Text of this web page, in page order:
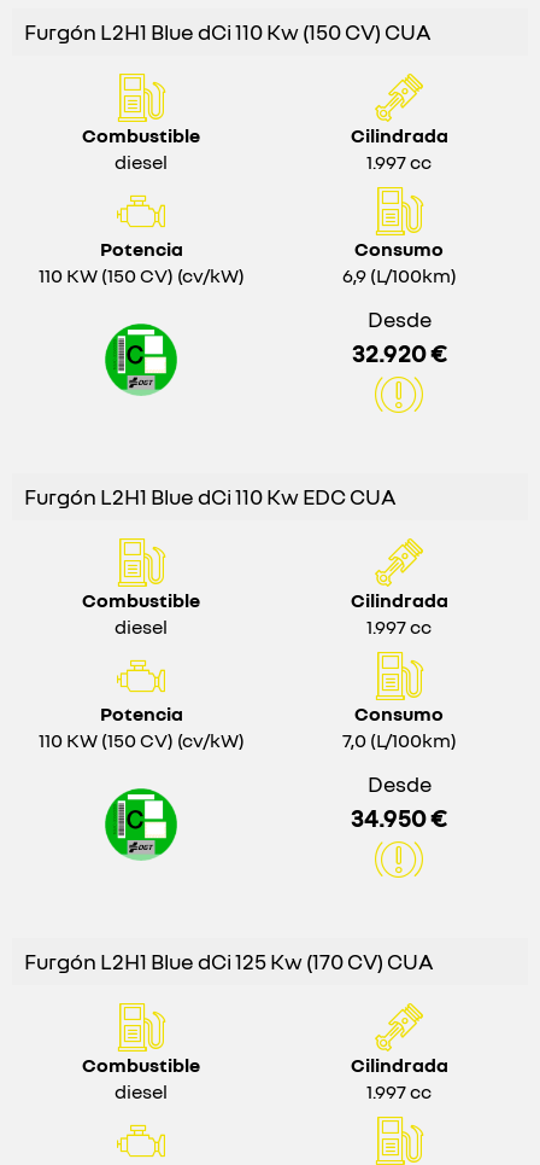
Furgón L2H1 Blue dCi 110 Kw (150 CV) CUA
Combustible
diesel
Cilindrada
1.997 cc
Potencia
110 KW (150 CV) (cv/kW)
Consumo
6,9 (L/100km)
Desde
32.920 €
Furgón L2H1 Blue dCi 110 Kw EDC CUA
Combustible
diesel
Cilindrada
1.997 cc
Potencia
110 KW (150 CV) (cv/kW)
Consumo
7,0 (L/100km)
Desde
34.950 €
Furgón L2H1 Blue dCi 125 Kw (170 CV) CUA
Combustible
diesel
Cilindrada
1.997 cc